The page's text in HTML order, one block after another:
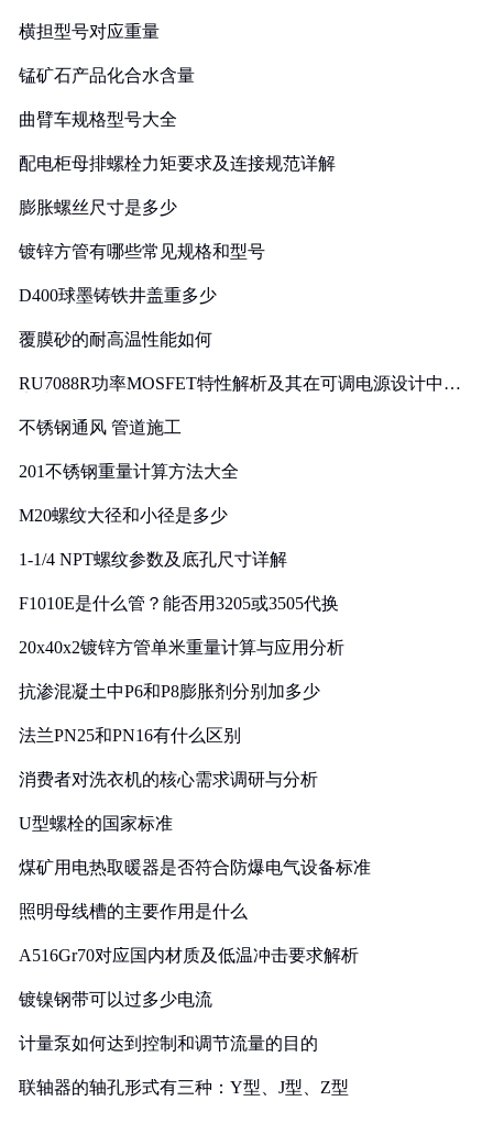
横担型号对应重量
锰矿石产品化合水含量
曲臂车规格型号大全
配电柜母排螺栓力矩要求及连接规范详解
膨胀螺丝尺寸是多少
镀锌方管有哪些常见规格和型号
D400球墨铸铁井盖重多少
覆膜砂的耐高温性能如何
RU7088R功率MOSFET特性解析及其在可调电源设计中的
不锈钢通风 管道施工
201不锈钢重量计算方法大全
M20螺纹大径和小径是多少
1-1/4 NPT螺纹参数及底孔尺寸详解
F1010E是什么管？能否用3205或3505代换
20x40x2镀锌方管单米重量计算与应用分析
抗渗混凝土中P6和P8膨胀剂分别加多少
法兰PN25和PN16有什么区别
消费者对洗衣机的核心需求调研与分析
U型螺栓的国家标准
煤矿用电热取暖器是否符合防爆电气设备标准
照明母线槽的主要作用是什么
A516Gr70对应国内材质及低温冲击要求解析
镀镍钢带可以过多少电流
计量泵如何达到控制和调节流量的目的
联轴器的轴孔形式有三种：Y型、J型、Z型